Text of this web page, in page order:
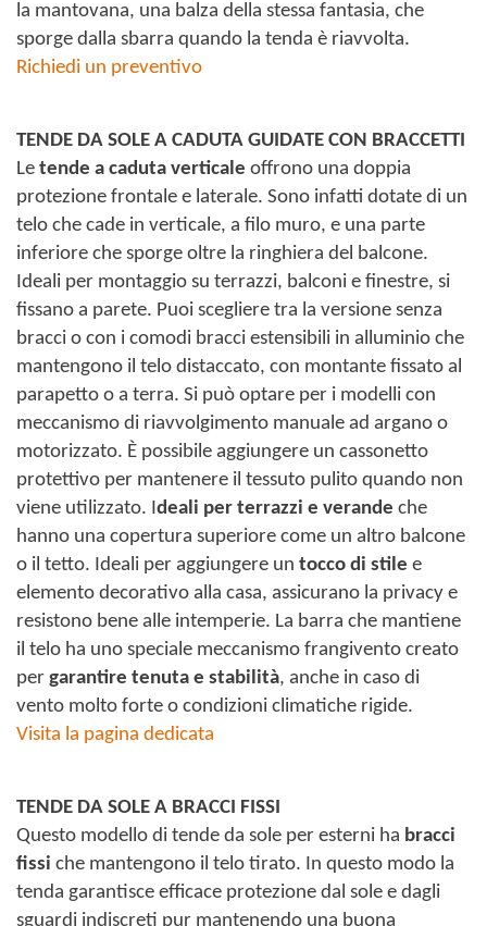
la mantovana, una balza della stessa fantasia, che
sporge dalla sbarra quando la tenda è riavvolta.
Richiedi un preventivo
TENDE DA SOLE A CADUTA GUIDATE CON BRACCETTI
Le tende a caduta verticale offrono una doppia
protezione frontale e laterale. Sono infatti dotate di un
telo che cade in verticale, a filo muro, e una parte
inferiore che sporge oltre la ringhiera del balcone.
Ideali per montaggio su terrazzi, balconi e finestre, si
fissano a parete. Puoi scegliere tra la versione senza
bracci o con i comodi bracci estensibili in alluminio che
mantengono il telo distaccato, con montante fissato al
parapetto o a terra. Si può optare per i modelli con
meccanismo di riavvolgimento manuale ad argano o
motorizzato. È possibile aggiungere un cassonetto
protettivo per mantenere il tessuto pulito quando non
viene utilizzato. Ideali per terrazzi e verande che
hanno una copertura superiore come un altro balcone
o il tetto. Ideali per aggiungere un tocco di stile e
elemento decorativo alla casa, assicurano la privacy e
resistono bene alle intemperie. La barra che mantiene
il telo ha uno speciale meccanismo frangivento creato
per garantire tenuta e stabilità, anche in caso di
vento molto forte o condizioni climatiche rigide.
Visita la pagina dedicata
TENDE DA SOLE A BRACCI FISSI
Questo modello di tende da sole per esterni ha bracci
fissi che mantengono il telo tirato. In questo modo la
tenda garantisce efficace protezione dal sole e dagli
sguardi indiscreti pur mantenendo una buona